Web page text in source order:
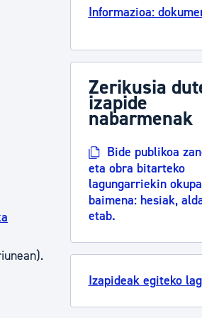
Informazioa:
Zerikusia
izapide
nabarmenak
Bide publikoa
eta obra bitarteko
lagungarriekin
baimena: hesiak,
etab.
Izapideak egiteko